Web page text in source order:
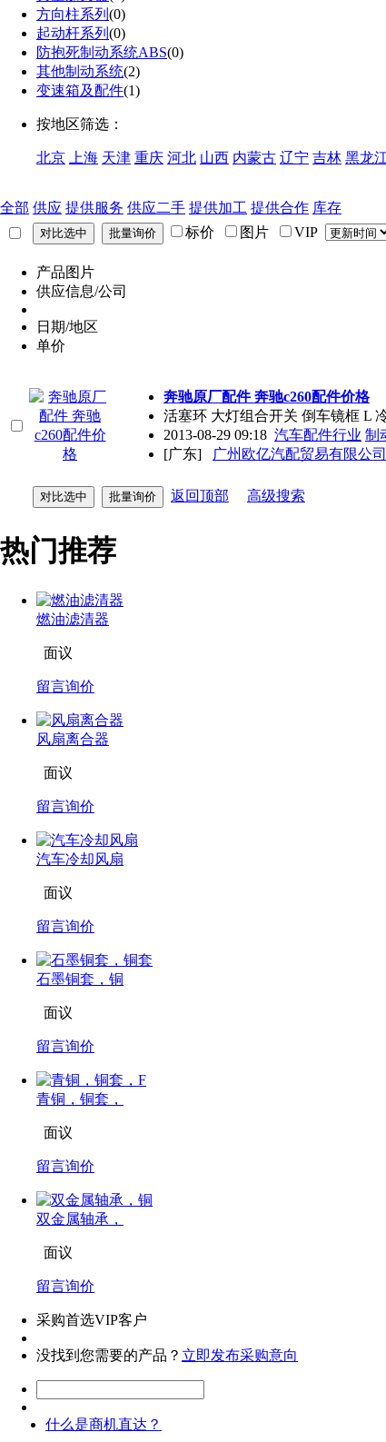
方向柱系列 (0)
起动杆系列 (0)
防抱死制动系统ABS(0)
其他制动系统(2)
变速箱及配件(1)
按地区筛选：
北京 上海 天津 重庆 河北 山西 内蒙古 辽宁 吉林 黑龙
全部 供应 提供服务 供应二手 提供加工 提供合作 库存
标价
图片 VIP
产品图片
供应信息/公司
日期/地区
单价
奔驰原厂配件 奔驰c260配件价格
活塞环 大灯组合开关 倒车镜框 L
2013-08-29 09:18 汽车配件行业 制
[广东]
广州欧亿汽配贸易有限公司
返回顶部 高级搜索
热门推荐
燃油滤清器
面议
留言询价
风扇离合器
面议
留言询价
汽车冷却风扇
面议
留言询价
石墨铜套，铜
面议
留言询价
青铜，铜套，
面议
留言询价
双金属轴承，
面议
留言询价
采购首选VIP客户
没找到您需要的产品？ 立即发布采购意向
什么是商机直达？